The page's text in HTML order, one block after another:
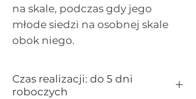
na skale, podczas gdy jego
młode siedzi na osobnej skale
obok niego.
Czas realizacji: do 5 dni
roboczych